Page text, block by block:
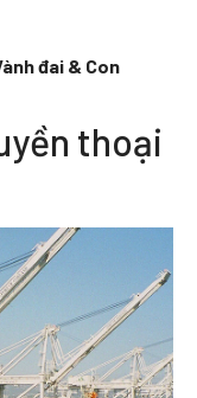
đai & Con
thoại